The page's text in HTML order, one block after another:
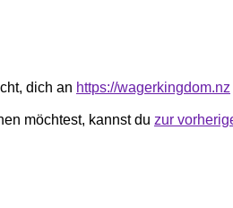
dich an https://wagerkingdom.nz
möchtest, kannst du zur